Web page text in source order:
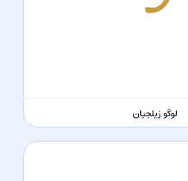
لوگو زیلجیان